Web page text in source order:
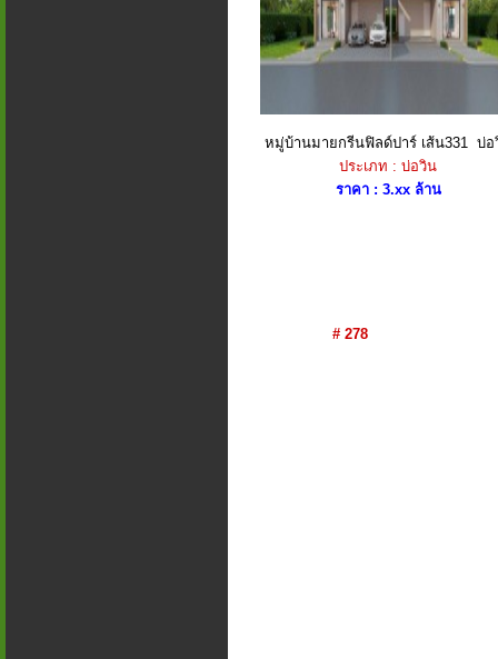
หมู่บ้านมายกรีนฟิลด์ปาร์ เส้น331 บ่อ
ประเภท : บ่อวิน
ราคา : 3.xx ล้าน
# 278